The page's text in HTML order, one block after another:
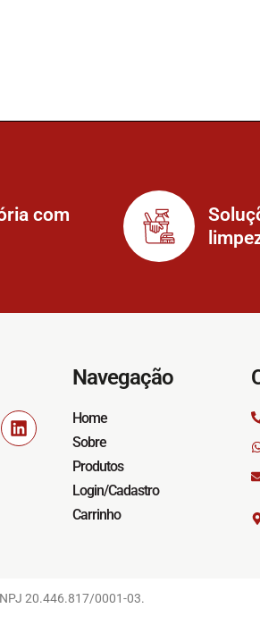
com
Navegação
Home
Sobre
Produtos
Login/Cadastro
Carrinho
20.446.817/0001-03.